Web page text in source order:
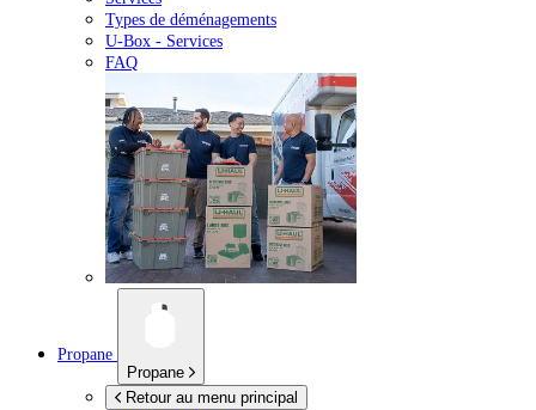
Types de déménagements
U-Box - Services
FAQ
Propane
Propane
Retour au menu principal